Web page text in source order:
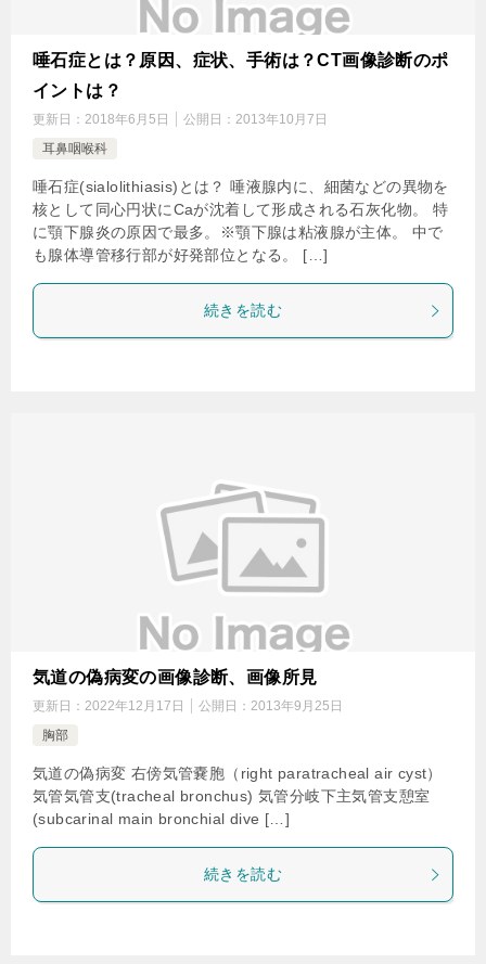
唾石症とは？原因、症状、手術は？CT画像診断のポ
イントは？
更新日： 2018年6月5日 公開日： 2013年10月7日
耳鼻咽喉科
唾石症(sialolithiasis)とは？ 唾液腺内に、細菌などの異物を
核として同心円状にCaが沈着して形成される石灰化物。 特
に顎下腺炎の原因で最多。※顎下腺は粘液腺が主体。 中で
も腺体導管移行部が好発部位となる。 […]
続きを読む
気道の偽病変の画像診断、画像所見
更新日： 2022年12月17日 公開日： 2013年9月25日
胸部
気道の偽病変 右傍気管嚢胞（right paratracheal air cyst）
気管気管支(tracheal bronchus) 気管分岐下主気管支憩室
(subcarinal main bronchial dive […]
続きを読む